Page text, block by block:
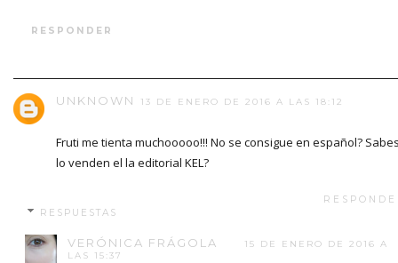
RESPONDER
UNKNOWN 13 DE ENERO DE 2016 A LAS 18:12
Fruti me tienta muchooooo!!! No se consigue en español?
lo venden el la editorial KEL?
RESPUESTAS
VERÓNICA FRÁGOLA
15 DE ENERO DE 2016 A
LAS 15:37